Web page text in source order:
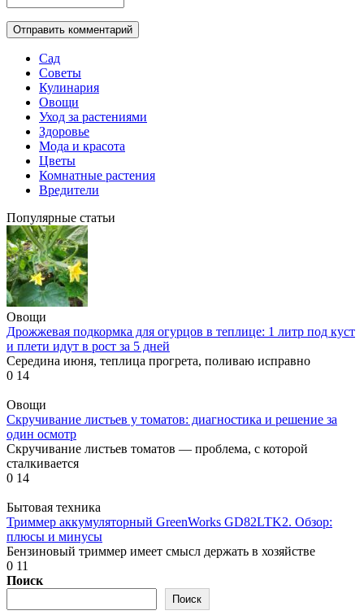
Сад
Советы
Кулинария
Овощи
Уход за растениями
Здоровье
Мода и красота
Цветы
Комнатные растения
Вредители
Популярные статьи
Овощи
Дрожжевая подкормка для огурцов в теплице: 1 литр под куст
и плети идут в рост за 5 дней
Середина июня, теплица прогрета, поливаю исправно
0 14
Овощи
Скручивание листьев у томатов: диагностика и решение за
один осмотр
Скручивание листьев томатов — проблема, с которой
сталкивается
0 14
Бытовая техника
Триммер аккумуляторный GreenWorks GD82LTK2. Обзор:
плюсы и минусы
Бензиновый триммер имеет смысл держать в хозяйстве
0 11
Поиск
Поиск